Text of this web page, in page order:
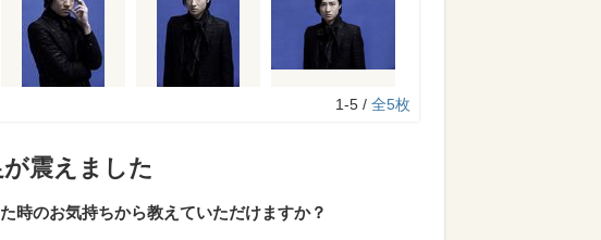
1-5 / 全5枚
震えました
のお気持ちから教えていただけますか？